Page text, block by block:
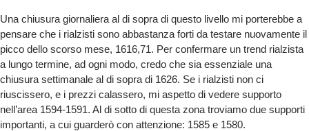
Una chiusura giornaliera al di sopra di questo livello mi porterebbe a
pensare che i rialzisti sono abbastanza forti da testare nuovamente il
picco dello scorso mese, 1616,71. Per confermare un trend rialzista
a lungo termine, ad ogni modo, credo che sia essenziale una
chiusura settimanale al di sopra di 1626. Se i rialzisti non ci
riuscissero, e i prezzi calassero, mi aspetto di vedere supporto
nell’area 1594-1591. Al di sotto di questa zona troviamo due supporti
importanti, a cui guarderò con attenzione: 1585 e 1580.